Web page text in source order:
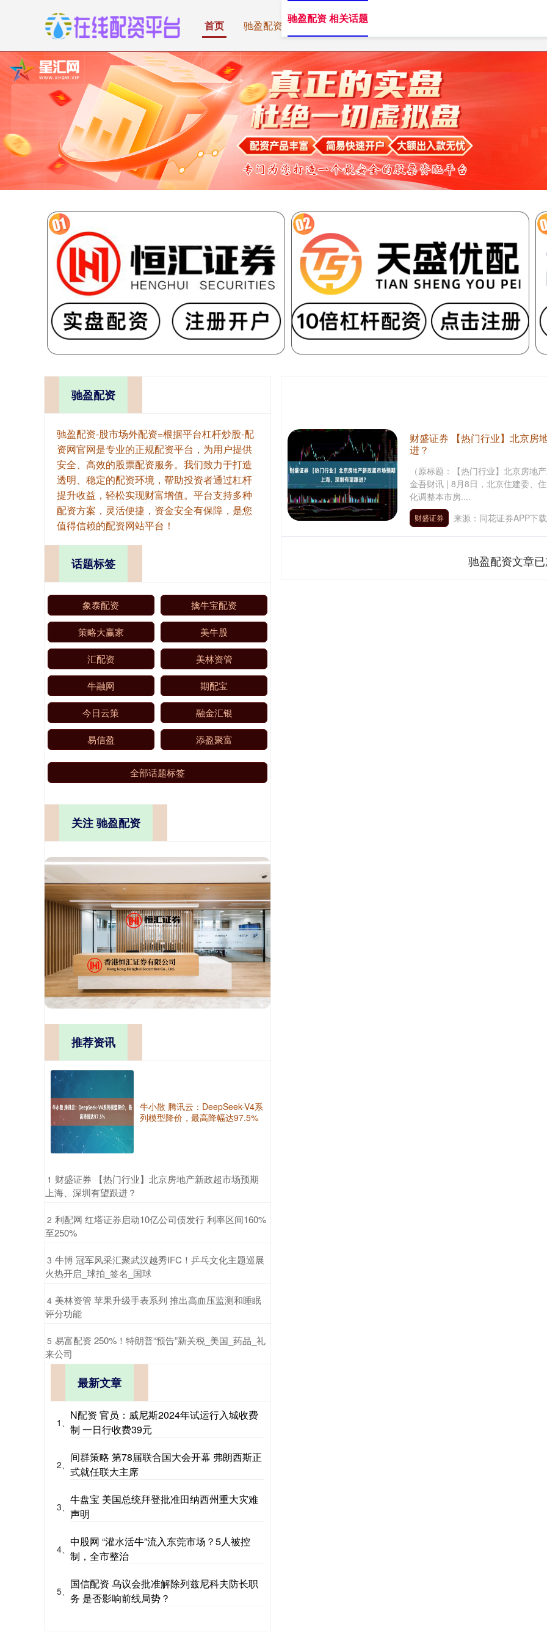
首页 驰盈配资 股市场外配资
驰盈配资 相关话题
财盛证券 【热门行业】北京房
进？
（原标题：【热门行业】北京房地
金吾财讯 | 8月8日，北京住建委、
化调整本市房....
财盛证券 来源：同花证券APP下载
驰盈配资文章
驰盈配资
驰盈配资-股市场外配资=根据平台杠杆炒股-配
资网官网是专业的正规配资平台，为用户提供
安全、高效的股票配资服务。我们致力于打造
透明、稳定的配资环境，帮助投资者通过杠杆
提升收益，轻松实现财富增值。平台支持多种
配资方案，灵活便捷，资金安全有保障，是您
值得信赖的配资网站平台！
话题标签
象泰配资 擒牛宝配资
策略大赢家 美牛股
汇配资 美林资管
牛融网 期配宝
今日云策 融金汇银
易信盈 添盈聚富
全部话题标签
关注 驰盈配资
推荐资讯
牛小散 腾讯云：DeepSeek-V4系
列模型降价，最高降幅达97.5%
1 ​财盛证券 【热门行业】北京房地产新政超市场预期
上海、深圳有望跟进？
2 ​利配网 红塔证券启动10亿公司债发行 利率区间160%
至250%
3 ​牛博 冠军风采汇聚武汉越秀IFC！乒乓文化主题巡展
火热开启_球拍_签名_国球
4 ​美林资管 苹果升级手表系列 推出高血压监测和睡眠
评分功能
5 ​易富配资 250%！特朗普“预告”新关税_美国_药品_礼
来公司
最新文章
1、
N配资 官员：威尼斯2024年试运行入城收费
制 一日行收费39元
2、
间群策略 第78届联合国大会开幕 弗朗西斯正
式就任联大主席
3、
牛盘宝 美国总统拜登批准田纳西州重大灾难
声明
4、
中股网 “灌水活牛”流入东莞市场？5人被控
制，全市整治
5、
国信配资 乌议会批准解除列兹尼科夫防长职
务 是否影响前线局势？